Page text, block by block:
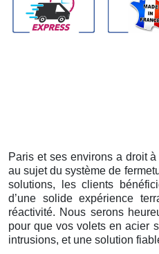
Paris et ses environs a droit
au sujet du système de
solutions, les clients
d’une solide expérience
réactivité. Nous serons
pour que vos volets en acier
intrusions, et une solution